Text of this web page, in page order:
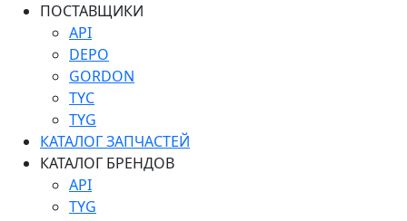
ПОСТАВЩИКИ
API
DEPO
GORDON
TYC
TYG
КАТАЛОГ ЗАПЧАСТЕЙ
КАТАЛОГ БРЕНДОВ
API
TYG